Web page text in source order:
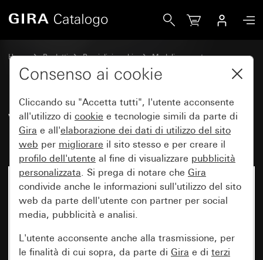
Home Prodotti Pezzi di ricambio
Moduli e coperture
Comando a interruttore e a pulsante
Vecchio - Bilanciere con campo
per targhetta
Consenso ai cookie
Cliccando su "Accetta tutti", l'utente acconsente
all'utilizzo di cookie e tecnologie simili da parte di
Gira e all'elaborazione dei dati di utilizzo del sito
web per migliorare il sito stesso e per creare il
profilo dell'utente al fine di visualizzare pubblicità
personalizzata. Si prega di notare che Gira
condivide anche le informazioni sull'utilizzo del sito
web da parte dell'utente con partner per social
media, pubblicità e analisi.
L'utente acconsente anche alla trasmissione, per
le finalità di cui sopra, da parte di Gira e di terzi